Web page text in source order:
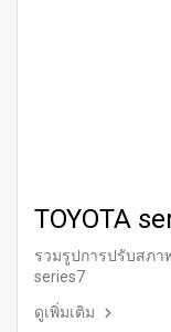
TOYOTA
รวมรูปการปรับสภา
series7
ดูเพิ่มเติม